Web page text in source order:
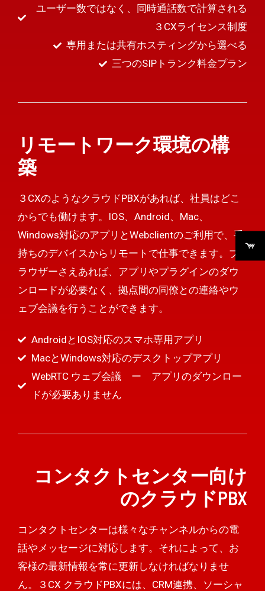
ユーザー数ではなく、同時通話数で計算される
３CXライセンス制度
専用または共有ホスティングから選べる
三つのSIPトランク料金プラン
リモートワーク環境の構
築
３CXのようなクラウドPBXがあれば、社員はどこ
からでも働けます。IOS、Android、Mac、
Windows対応のアプリとWebclientのご利用で、手
持ちのデバイスからリモートで仕事できます。ブ
ラウザーさえあれば、アプリやプラグインのダウ
ンロードが必要なく、拠点間の同僚との連絡やウ
ェブ会議を行うことができます。
AndroidとIOS対応のスマホ専用アプリ
MacとWindows対応のデスクトップアプリ
WebRTC ウェブ会議 ー アプリのダウンロー
ドが必要ありません
コンタクトセンター向け
のクラウドPBX
コンタクトセンターは様々なチャンネルからの電
話やメッセージに対応します。それによって、お
客様の最新情報を常に更新しなければなりませ
ん。３CX クラウドPBXには、CRM連携、ソーシャ